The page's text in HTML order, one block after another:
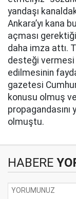
yandaşı
Ankara’yı kana
açması
daha imza attı.
desteği vermesi
edilmesinin
gazetesi
konusu olmuş ve
olmuştu.
HABERE